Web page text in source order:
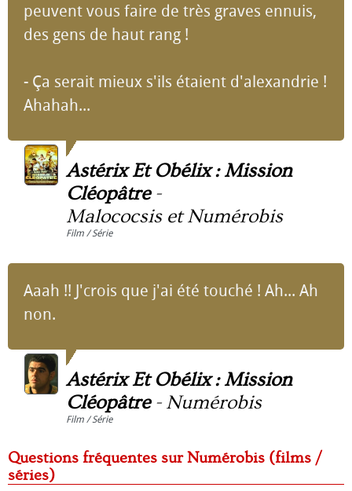
peuvent vous faire de très graves ennuis,
des gens de haut rang !
- Ça serait mieux s'ils étaient d'alexandrie !
Ahahah...
Astérix Et Obélix : Mission
Cléopâtre-
Malococsis et Numérobis
Film / Série
Aaah !! J'crois que j'ai été touché ! Ah... Ah
non.
Astérix Et Obélix : Mission
Cléopâtre- Numérobis
Film / Série
Questions fréquentes sur Numérobis (films /
séries)